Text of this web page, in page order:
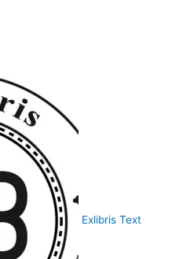
Exlibris Text